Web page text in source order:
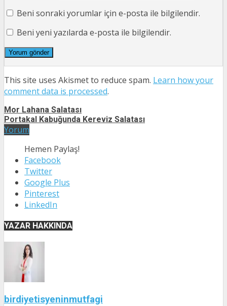
Beni sonraki yorumlar için e-posta ile bilgilendir.
Beni yeni yazılarda e-posta ile bilgilendir.
This site uses Akismet to reduce spam. Learn how your
comment data is processed.
Mor Lahana Salatası
Portakal Kabuğunda Kereviz Salatası
Yorum
Hemen Paylaş!
Facebook
Twitter
Google Plus
Pinterest
LinkedIn
YAZAR HAKKINDA
birdiyetisyeninmutfagi